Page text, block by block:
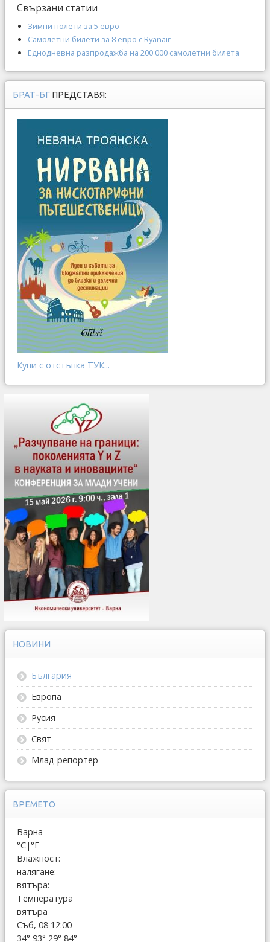
Свързани статии
Зимни полети за 5 евро
Самолетни билети за 8 евро с Ryanair
Еднодневна разпродажба на 200 000 самолетни билета
БРАТ-БГ ПРЕДСТАВЯ:
Купи с отстъпка ТУК...
НОВИНИ
България
Европа
Русия
Свят
Млад репортер
ВРЕМЕТО
Варна
°C|°F
Влажност:
налягане:
вятъра:
Температура
вятъра
Съб, 08 12:00
34° 93° 29° 84°